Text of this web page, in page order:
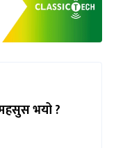
भयो ?